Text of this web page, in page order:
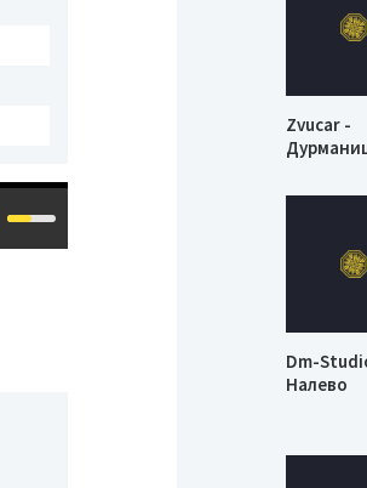
Zvucar -
Dm-
Налево